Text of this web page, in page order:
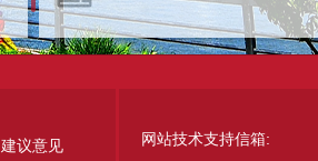
建议意见 网站技术支持信箱: